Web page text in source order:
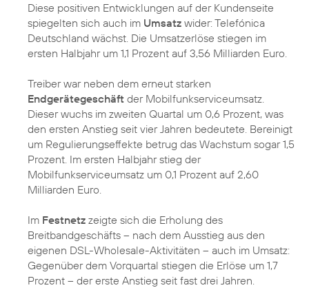
Diese positiven Entwicklungen auf der Kundenseite
spiegelten sich auch im Umsatz wider: Telefónica
Deutschland wächst. Die Umsatzerlöse stiegen im
ersten Halbjahr um 1,1 Prozent auf 3,56 Milliarden Euro.
Treiber war neben dem erneut starken
Endgerätegeschäft der Mobilfunkserviceumsatz.
Dieser wuchs im zweiten Quartal um 0,6 Prozent, was
den ersten Anstieg seit vier Jahren bedeutete. Bereinigt
um Regulierungseffekte betrug das Wachstum sogar 1,5
Prozent. Im ersten Halbjahr stieg der
Mobilfunkserviceumsatz um 0,1 Prozent auf 2,60
Milliarden Euro.
Im Festnetz zeigte sich die Erholung des
Breitbandgeschäfts – nach dem Ausstieg aus den
eigenen DSL-Wholesale-Aktivitäten – auch im Umsatz:
Gegenüber dem Vorquartal stiegen die Erlöse um 1,7
Prozent – der erste Anstieg seit fast drei Jahren.